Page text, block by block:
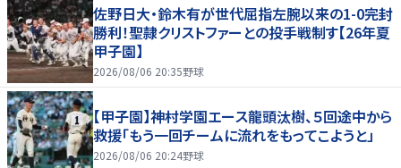
佐野日大・鈴木有が世代屈指左腕以来の1-0完封
勝利！聖隷クリストファーとの投手戦制す【26年夏
甲子園】
2026/08/06 20:35野球
【甲子園】神村学園エース龍頭汰樹、５回途中から
救援「もう一回チームに流れをもってこようと」
2026/08/06 20:24野球